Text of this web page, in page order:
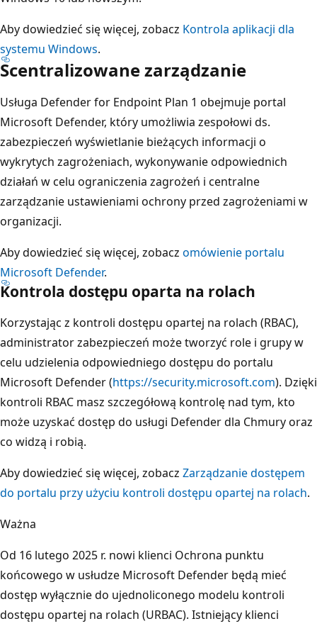
Aby dowiedzieć się więcej, zobacz Kontrola aplikacji dla
systemu Windows.
Scentralizowane zarządzanie
Usługa Defender for Endpoint Plan 1 obejmuje portal
Microsoft Defender, który umożliwia zespołowi ds.
zabezpieczeń wyświetlanie bieżących informacji o
wykrytych zagrożeniach, wykonywanie odpowiednich
działań w celu ograniczenia zagrożeń i centralne
zarządzanie ustawieniami ochrony przed zagrożeniami w
organizacji.
Aby dowiedzieć się więcej, zobacz omówienie portalu
Microsoft Defender.
Kontrola dostępu oparta na rolach
Korzystając z kontroli dostępu opartej na rolach (RBAC),
administrator zabezpieczeń może tworzyć role i grupy w
celu udzielenia odpowiedniego dostępu do portalu
Microsoft Defender (https://security.microsoft.com). Dzięki
kontroli RBAC masz szczegółową kontrolę nad tym, kto
może uzyskać dostęp do usługi Defender dla Chmury oraz
co widzą i robią.
Aby dowiedzieć się więcej, zobacz Zarządzanie dostępem
do portalu przy użyciu kontroli dostępu opartej na rolach.
Ważna
Od 16 lutego 2025 r. nowi klienci Ochrona punktu
końcowego w usłudze Microsoft Defender będą mieć
dostęp wyłącznie do ujednoliconego modelu kontroli
dostępu opartej na rolach (URBAC). Istniejący klienci